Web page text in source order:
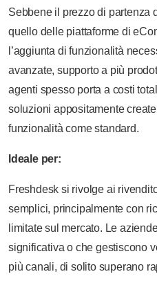
Sebbene il prezzo di partenza
quello delle piattaforme di
l’aggiunta di funzionalità
avanzate, supporto a più
agenti spesso porta a costi
soluzioni appositamente
funzionalità come standard.
Ideale per:
Freshdesk si rivolge ai
semplici, principalmente con
limitate sul mercato. Le
significativa o che gestiscono
più canali, di solito superano